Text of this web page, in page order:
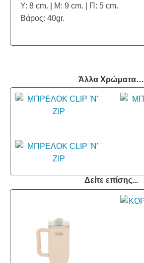
Υ: 8 cm. | Μ: 9 cm. | Π: 5 cm.
Βάρος: 40gr.
Άλλα Χρώματα…
Δείτε επίσης...